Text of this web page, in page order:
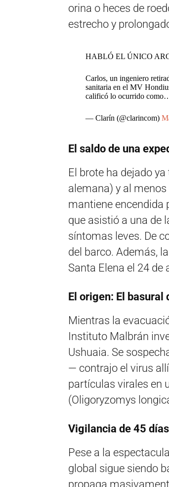
orina o heces de
estrecho y
HABLÓ EL ÚNICO
Carlos, un ingeniero
sanitaria en el MV
calificó lo ocurrido
— Clarín (@clarincom)
El saldo de una
El brote ha dejado
alemana) y al
mantiene encendida
que asistió a una de
síntomas leves. De
del barco. Además,
Santa Elena el 24 de
El origen: El basural
Mientras la
Instituto Malbrán
Ushuaia. Se
— contrajo el virus
partículas virales en
(Oligoryzomys
Vigilancia de 45 días
Pese a la
global sigue siendo
propaga